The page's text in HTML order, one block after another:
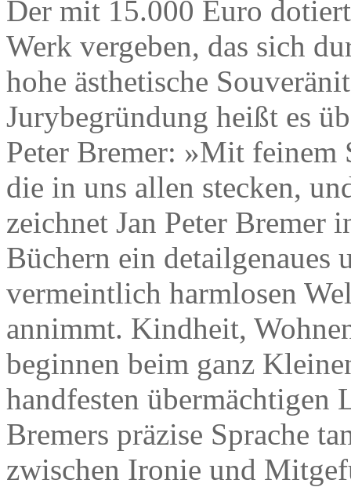
Der mit 15.000 Euro
Werk vergeben, das sich
hohe ästhetische
Jurybegründung heißt es
Peter Bremer: »Mit feinem
die in uns allen stecken,
zeichnet Jan Peter Bremer
Büchern ein
vermeintlich harmlosen
annimmt. Kindheit,
beginnen beim ganz
handfesten übermächtigen
Bremers präzise Sprache
zwischen Ironie und